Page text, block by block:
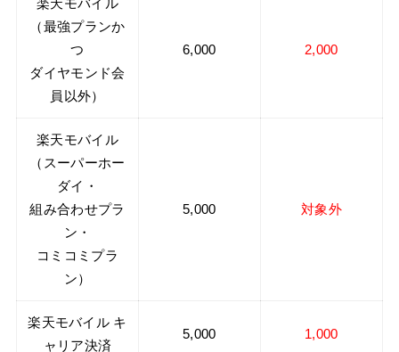
楽天モバイル
（最強プランか
つ
ダイヤモンド会
員以外）
6,000 2,000
楽天モバイル
（スーパーホー
ダイ・
組み合わせプラ
ン・
コミコミプラ
ン）
5,000 対象外
楽天モバイル キ
ャリア決済
5,000 1,000